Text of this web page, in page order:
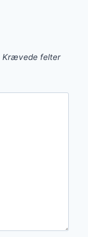
Krævede felter